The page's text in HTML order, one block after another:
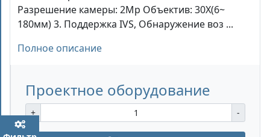
Разрешение камеры: 2Mp Объектив: 30X(6~
180мм) 3. Поддержка IVS, Обнаружение воз ...
Полное описание
Проектное оборудование
+ -